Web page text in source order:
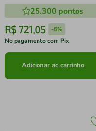
25.300 pontos
R$ 721,05 -5%
No pagamento com Pix
Adicionar ao carrinho